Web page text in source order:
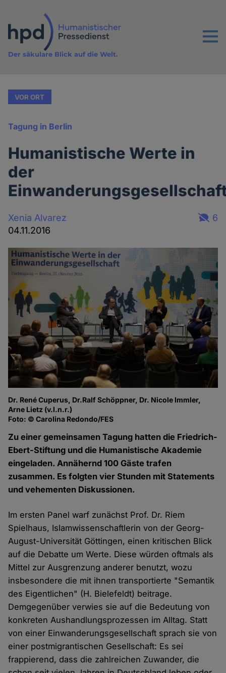
Inhalt
Menu
Der säkulare Blick auf die Welt.
VOR ORT
Tagung in Berlin
Humanistische Werte in
der
Xenia Alvarez
04.11.2016
6
Dr. René Cuperus, Dr.Ralf Schöppner, Dr. Nicole Immler,
Arne Lietz (v.l.n.r.)
Foto: © Carolina Redondo/FES
Zu einer gemeinsamen Tagung hatten die Friedrich-
Ebert-Stiftung und die Humanistische Akademie
eingeladen. Annähernd 100 Gäste trafen
zusammen. Es folgten vier Stunden mit Statements
und vehementen Diskussionen.
Im ersten Panel warf zunächst Prof. Dr. Riem
Spielhaus, Islamwissenschaftlerin von der Georg-
August-Universität Göttingen, einen kritischen Blick
auf die Debatte um Werte. Diese würden oftmals als
Mittel zur Ausgrenzung anderer benutzt, wozu
insbesondere die mit ihnen transportierte "Semantik
des Eigentlichen" (H. Bielefeldt) beitrage.
Demgegenüber verwies sie auf die Bedeutung von
konkreten Aushandlungsprozessen im Alltag. Statt
von einer Einwanderungsgesellschaft sprach sie von
einer postmigrantischen Gesellschaft: Es sei
frappierend, dass die zahlreichen Zuwander, die